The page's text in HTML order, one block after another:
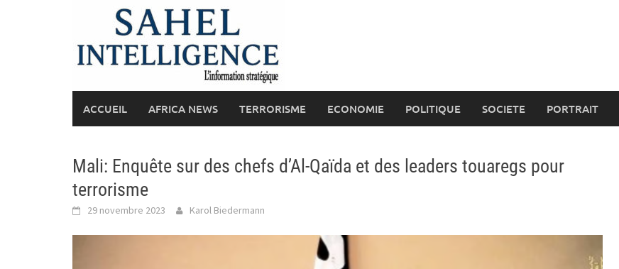
ACCUEIL AFRICA NEWS TERRORISME ECONOMIE POLITIQUE SOCIETE PORTRAIT
Mali: Enquête sur des chefs d’Al-Qaïda et des leaders touaregs pour
terrorisme
29 novembre 2023 Karol Biedermann